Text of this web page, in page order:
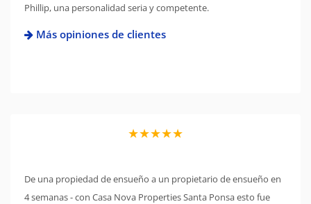
Phillip, una personalidad seria y competente.
Más opiniones de clientes
★★★★★
De una propiedad de ensueño a un propietario de ensueño en
4 semanas - con Casa Nova Properties Santa Ponsa esto fue